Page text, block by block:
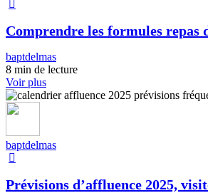
Comprendre les formules repas
baptdelmas
8 min de lecture
Voir plus
baptdelmas
Prévisions d’affluence 2025,